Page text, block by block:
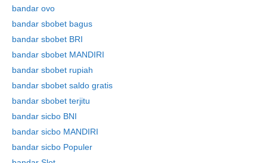
bandar ovo
bandar sbobet bagus
bandar sbobet BRI
bandar sbobet MANDIRI
bandar sbobet rupiah
bandar sbobet saldo gratis
bandar sbobet terjitu
bandar sicbo BNI
bandar sicbo MANDIRI
bandar sicbo Populer